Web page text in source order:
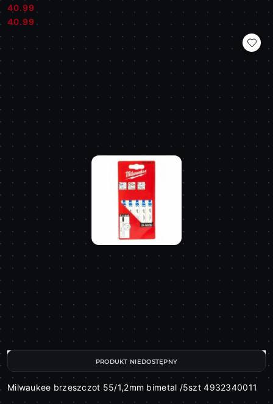
Cena:
40.99
Cena:
40.99
Milwaukee brzeszczot 55/1,2mm bimetal /5szt 4932340011
PRODUKT NIEDOSTĘPNY